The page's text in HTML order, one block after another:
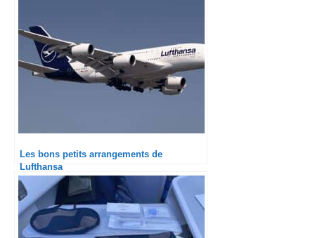
Les bons petits arrangements de
Lufthansa